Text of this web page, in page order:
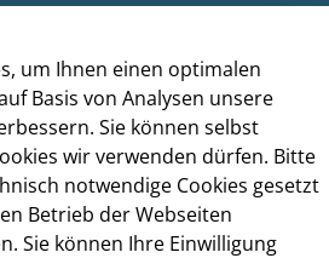
0
11004
um Ihnen einen optimalen
Basis von Analysen unsere
Sie können selbst
wir verwenden dürfen. Bitte
notwendige Cookies gesetzt
Betrieb der Webseiten
Sie können Ihre Einwilligung